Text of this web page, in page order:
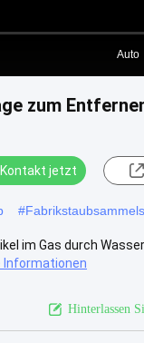
Auto
zum
Kontakt jetzt
#
im Gas durch
Informationen
Hinterlassen